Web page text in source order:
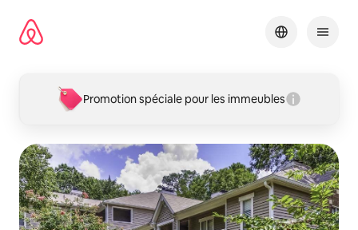
directement
Promotion spéciale pour les immeubles